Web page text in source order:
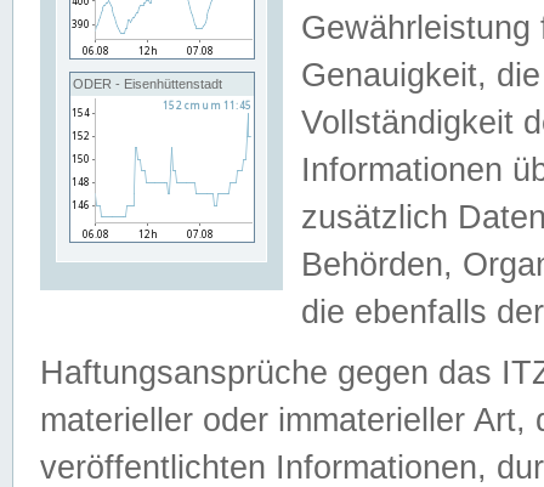
ODER - Eisenhüttenstadt
Genauigkeit,
Vollständigkeit
Informationen
zusätzlich
Behörden,
die ebenfalls
Haftungsansprüche gegen das
materieller oder immaterieller
veröffentlichten Informationen,